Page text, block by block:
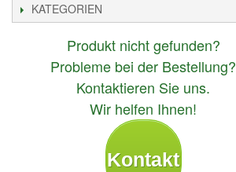
KATEGORIEN
Produkt nicht gefunden?
Probleme bei der Bestellung?
Kontaktieren Sie uns.
Wir helfen Ihnen!
Kontakt